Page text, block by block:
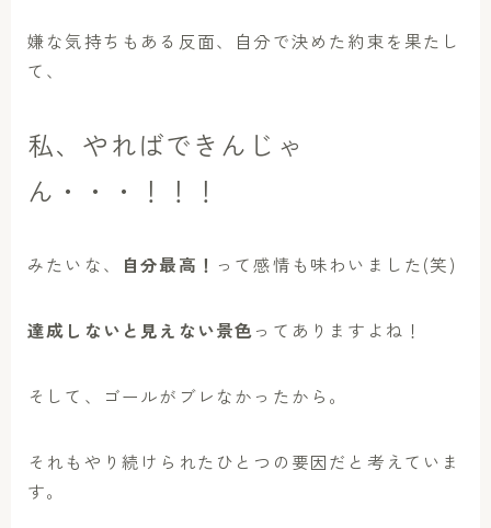
嫌な気持ちもある反面、自分で決めた約束を果たし
て、
私、やればできんじゃ
ん・・・！！！
みたいな、 自分最高！ って感情も味わいました(笑)
達成しないと見えない景色ってありますよね！
そして、ゴールがブレなかったから。
それもやり続けられたひとつの要因だと考えていま
す。